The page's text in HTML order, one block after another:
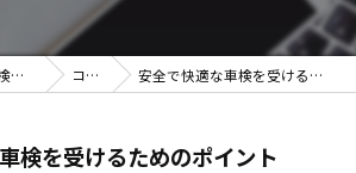
広島県福山市の車検ならCar Crest コラム 安全で快適な車検を受けるためのポイント
検を受けるためのポイント